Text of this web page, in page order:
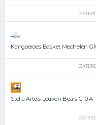
Kangoeroes Basket Mechelen
Stella Artois Leuven Bears G10 A